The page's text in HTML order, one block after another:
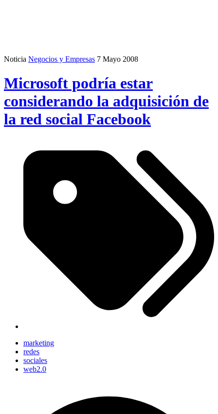
Noticia Negocios y Empresas 7 Mayo 2008
Microsoft podría estar
considerando la adquisición de
la red social Facebook
marketing
redes
sociales
web2.0